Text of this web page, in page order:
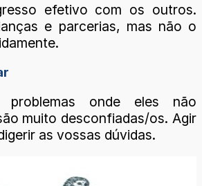
efetivo com os outros.
e parcerias, mas não o
problemas onde eles não
muito desconfiadas/os. Agir
as vossas dúvidas.